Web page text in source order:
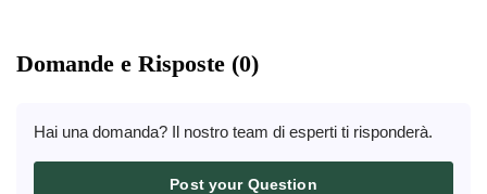
Domande e Risposte (0)
Hai una domanda? Il nostro team di esperti ti risponderà.
Post your Question